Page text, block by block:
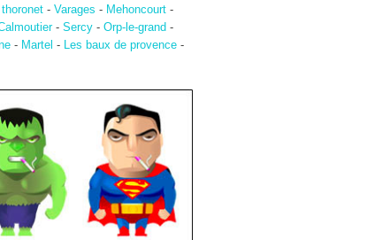
thoronet- Varages - Mehoncourt-
- Sercy - Orp-le-grand -
- Martel - Les baux de provence-